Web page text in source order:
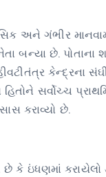
અને ગંભીર
બન્યા છે. પોતાના
કેન્દ્રના
હિતોને સર્વોચ્ચ
કરાવ્યો છે.
કે ઇંધણમાં કરાયેલો